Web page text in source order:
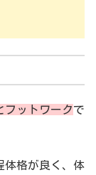
フットワークで
体格が良く、体